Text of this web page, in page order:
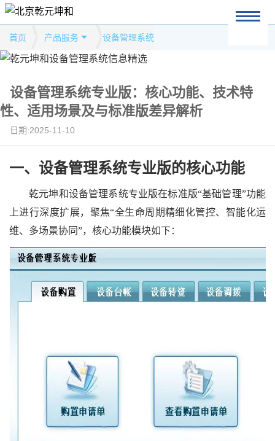
首页 产品服务 设备管理系统
设备管理系统专业版：核心功能、技术特
性、适用场景及与标准版差异解析
日期:2025-11-10
一、设备管理系统专业版的核心功能
乾元坤和设备管理系统专业版在标准版“基础管理”功能
上进行深度扩展，聚焦“全生命周期精细化管控、智能化运
维、多场景协同”，核心功能模块如下：